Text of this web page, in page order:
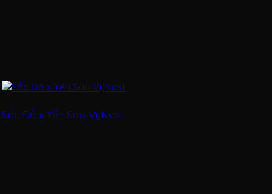
Sắc Đỏ x Yến Sào VyNest